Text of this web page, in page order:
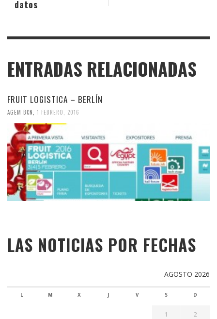
datos
ENTRADAS RELACIONADAS
FRUIT LOGISTICA – BERLÍN
AGEM BCN 1 FEBRERO, 2016
LAS NOTICIAS POR FECHAS
AGOSTO 2026
L M X J V S D
1 2